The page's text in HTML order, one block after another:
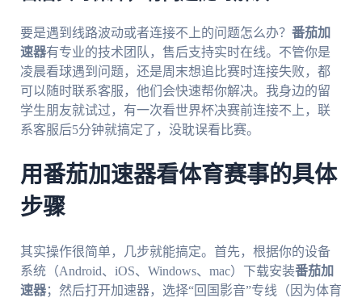
要是遇到线路波动或者连接不上的问题怎么办？ 番茄加
速器有专业的技术团队，售后支持实时在线。不管你是
凌晨看球遇到问题，还是周末想追比赛时连接失败，都
可以随时联系客服，他们会快速帮你解决。我身边的留
学生朋友就试过，有一次看世界杯决赛前连接不上，联
系客服后5分钟就搞定了，没耽误看比赛。
用番茄加速器看体育赛事的具体
步骤
其实操作很简单，几步就能搞定。首先，根据你的设备
系统（Android、iOS、Windows、mac）下载安装番茄加
速器；然后打开加速器，选择“回国影音”专线（因为体育